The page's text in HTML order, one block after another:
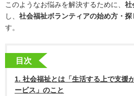
このようなお悩みを解決するために、 社
し、 社会福祉ボランティアの始め方・探
す。
目次
1. 社会福祉とは「生活する上で支援
ービス」のこと